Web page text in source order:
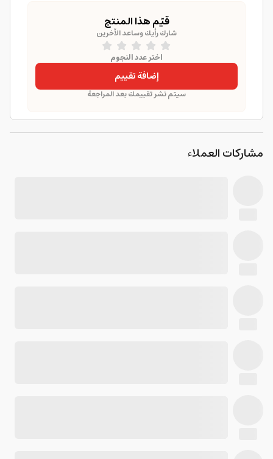
قيّم هذا المنتج
شارك رأيك وساعد الآخرين
اختر عدد النجوم
إضافة تقييم
سيتم نشر تقييمك بعد المراجعة
مشاركات العملاء